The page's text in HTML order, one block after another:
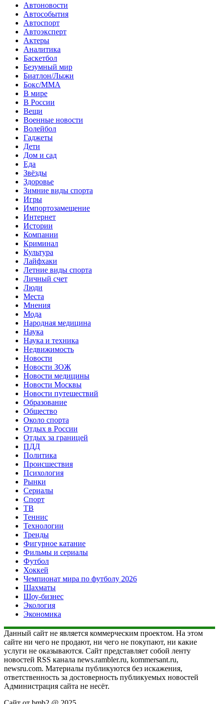
Автоновости
Автособытия
Автоспорт
Автоэксперт
Актеры
Аналитика
Баскетбол
Безумный мир
Биатлон/Лыжи
Бокс/MMA
В мире
В России
Вещи
Военные новости
Волейбол
Гаджеты
Дети
Дом и сад
Еда
Звёзды
Здоровье
Зимние виды спорта
Игры
Импортозамещение
Интернет
Истории
Компании
Криминал
Культура
Лайфхаки
Летние виды спорта
Личный счет
Люди
Места
Мнения
Мода
Народная медицина
Наука
Наука и техника
Недвижимость
Новости
Новости ЗОЖ
Новости медицины
Новости Москвы
Новости путешествий
Образование
Общество
Около спорта
Отдых в России
Отдых за границей
ПДД
Политика
Происшествия
Психология
Рынки
Сериалы
Спорт
ТВ
Теннис
Технологии
Тренды
Фигурное катание
Фильмы и сериалы
Футбол
Хоккей
Чемпионат мира по футболу 2026
Шахматы
Шоу-бизнес
Экология
Экономика
Данный сайт не является коммерческим проектом. На этом
сайте ни чего не продают, ни чего не покупают, ни какие
услуги не оказываются. Сайт представляет собой ленту
новостей RSS канала news.rambler.ru, kommersant.ru,
newsru.com. Материалы публикуются без искажения,
ответственность за достоверность публикуемых новостей
Администрация сайта не несёт.